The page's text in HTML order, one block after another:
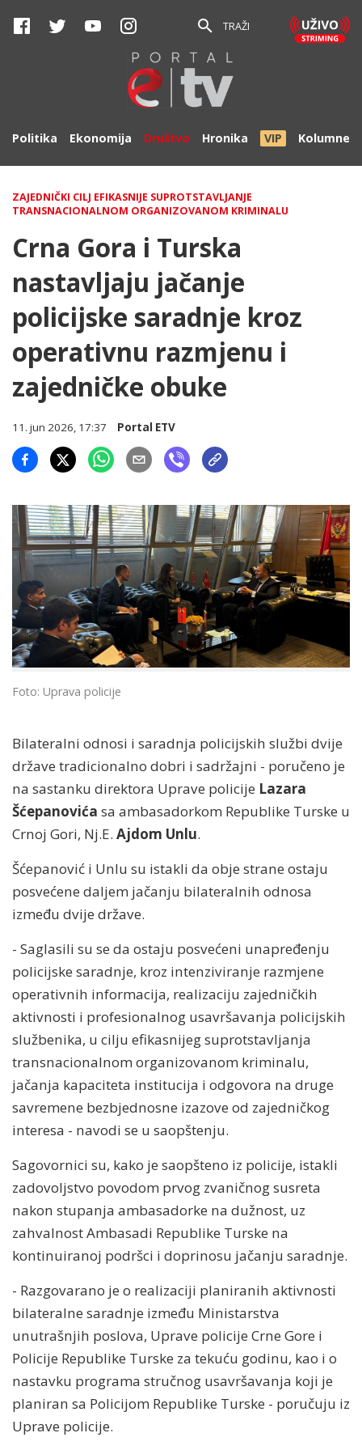
TRAŽI
Politika Ekonomija Društvo Hronika VIP Kolumne
ZAJEDNIČKI CILJ EFIKASNIJE SUPROTSTAVLJANJE
TRANSNACIONALNOM ORGANIZOVANOM KRIMINALU
Crna Gora i Turska
nastavljaju jačanje
policijske saradnje kroz
operativnu razmjenu i
zajedničke obuke
11. jun 2026, 17:37 Portal ETV
Foto: Uprava policije
Bilateralni odnosi i saradnja policijskih službi dvije
države tradicionalno dobri i sadržajni - poručeno je
na sastanku direktora Uprave policije Lazara
Šćepanovića sa ambasadorkom Republike Turske u
Crnoj Gori, Nj.E. Ajdom Unlu.
Šćepanović i Unlu su istakli da obje strane ostaju
posvećene daljem jačanju bilateralnih odnosa
između dvije države.
- Saglasili su se da ostaju posvećeni unapređenju
policijske saradnje, kroz intenziviranje razmjene
operativnih informacija, realizaciju zajedničkih
aktivnosti i profesionalnog usavršavanja policijskih
službenika, u cilju efikasnijeg suprotstavljanja
transnacionalnom organizovanom kriminalu,
jačanja kapaciteta institucija i odgovora na druge
savremene bezbjednosne izazove od zajedničkog
interesa - navodi se u saopštenju.
Sagovornici su, kako je saopšteno iz policije, istakli
zadovoljstvo povodom prvog zvaničnog susreta
nakon stupanja ambasadorke na dužnost, uz
zahvalnost Ambasadi Republike Turske na
kontinuiranoj podršci i doprinosu jačanju saradnje.
- Razgovarano je o realizaciji planiranih aktivnosti
bilateralne saradnje između Ministarstva
unutrašnjih poslova, Uprave policije Crne Gore i
Policije Republike Turske za tekuću godinu, kao i o
nastavku programa stručnog usavršavanja koji je
planiran sa Policijom Republike Turske - poručuju iz
Uprave policije.